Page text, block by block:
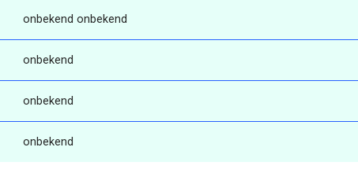
onbekend onbekend
onbekend
onbekend
onbekend